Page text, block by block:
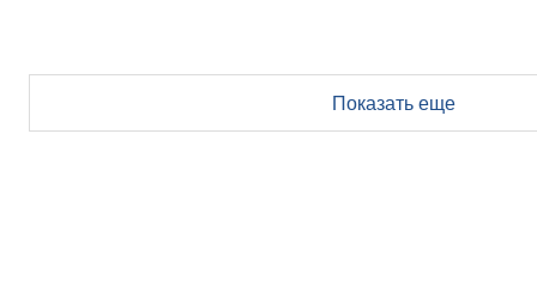
Показать еще